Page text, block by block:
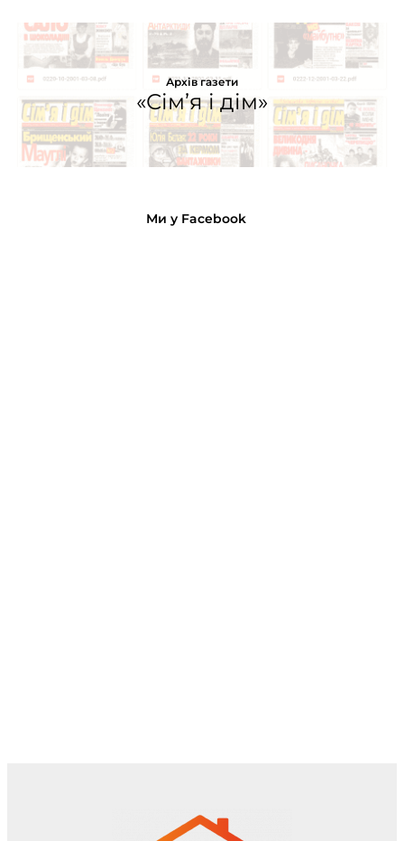
Архів газети
«Сім’я і дім»
Ми у Facebook